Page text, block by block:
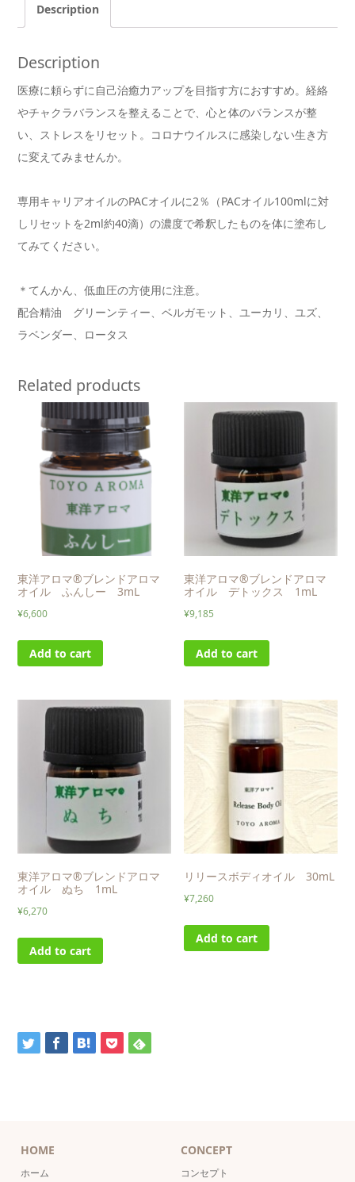
ア
オ
イ
リ
ッ
3mL
Description
Description
医療に頼らずに自己治癒力アップを目指す方におすすめ。経絡
やチャクラバランスを整えることで、心と体のバランスが整
い、ストレスをリセット。コロナウイルスに感染しない生き方
に変えてみませんか。
専用キャリアオイルのPACオイルに2％（PACオイル100mlに対
しリセットを2ml約40滴）の濃度で希釈したものを体に塗布し
てみてください。
＊てんかん、低血圧の方使用に注意。
配合精油 グリーンティー、ベルガモット、ユーカリ、ユズ、
ラベンダー、ロータス
Related products
東洋アロマ®ブレンドアロマ
オイル ふんしー 3mL
¥6,600
Add to cart
東洋アロマ®ブレンドアロマ
オイル デトックス 1mL
¥9,185
Add to cart
東洋アロマ®ブレンドアロマ
オイル ぬち 1mL
¥6,270
Add to cart
リリースボディオイル 30mL
¥7,260
Add to cart
HOME
ホーム
CONCEPT
コンセプト